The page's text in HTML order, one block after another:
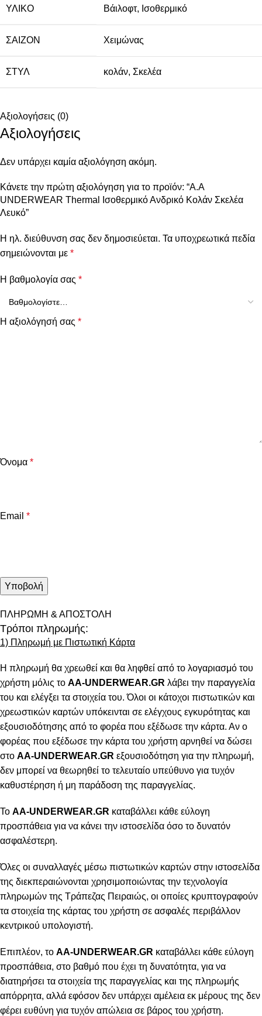
ΥΛΙΚΌ Βάιλοφτ, Ισοθερμικό
ΣΑΙΖΌΝ Χειμώνας
ΣΤΥΛ κολάν, Σκελέα
Αξιολογήσεις (0)
Αξιολογήσεις
Δεν υπάρχει καμία αξιολόγηση ακόμη.
Κάνετε την πρώτη αξιολόγηση για το προϊόν: “Α.A
UNDERWEAR Thermal Ισοθερμικό Ανδρικό Κολάν Σκελέα
Λευκό”
Η ηλ. διεύθυνση σας δεν δημοσιεύεται. Τα υποχρεωτικά πεδία
σημειώνονται με *
Η βαθμολογία σας *
Η αξιολόγησή σας *
Όνομα *
Email *
ΠΛΗΡΩΜΗ & ΑΠΟΣΤΟΛΗ
Τρόποι πληρωμής:
1) Πληρωμή με Πιστωτική Κάρτα
Η πληρωμή θα χρεωθεί και θα ληφθεί από το λογαριασμό του
χρήστη μόλις το AA-UNDERWEAR.GR λάβει την παραγγελία
του και ελέγξει τα στοιχεία του. Όλοι οι κάτοχοι πιστωτικών και
χρεωστικών καρτών υπόκεινται σε ελέγχους εγκυρότητας και
εξουσιοδότησης από το φορέα που εξέδωσε την κάρτα. Αν ο
φορέας που εξέδωσε την κάρτα του χρήστη αρνηθεί να δώσει
στο AA-UNDERWEAR.GR εξουσιοδότηση για την πληρωμή,
δεν μπορεί να θεωρηθεί το τελευταίο υπεύθυνο για τυχόν
καθυστέρηση ή μη παράδοση της παραγγελίας.
Το AA-UNDERWEAR.GR καταβάλλει κάθε εύλογη
προσπάθεια για να κάνει την ιστοσελίδα όσο το δυνατόν
ασφαλέστερη.
Όλες οι συναλλαγές μέσω πιστωτικών καρτών στην ιστοσελίδα
της διεκπεραιώνονται χρησιμοποιώντας την τεχνολογία
πληρωμών της Τράπεζας Πειραιώς, οι οποίες κρυπτογραφούν
τα στοιχεία της κάρτας του χρήστη σε ασφαλές περιβάλλον
κεντρικού υπολογιστή.
Επιπλέον, το AA-UNDERWEAR.GR καταβάλλει κάθε εύλογη
προσπάθεια, στο βαθμό που έχει τη δυνατότητα, για να
διατηρήσει τα στοιχεία της παραγγελίας και της πληρωμής
απόρρητα, αλλά εφόσον δεν υπάρχει αμέλεια εκ μέρους της δεν
φέρει ευθύνη για τυχόν απώλεια σε βάρος του χρήστη.